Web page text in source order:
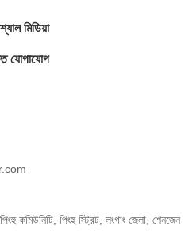
মিডিয়া
যোগাযোগ
কমিউনিটি, পিংহু স্ট্রিট, লংগাং জেলা, শেনজেন